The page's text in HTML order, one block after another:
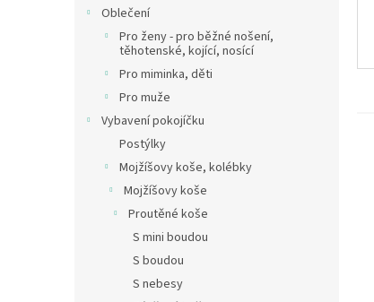
Oblečení
Pro ženy - pro běžné nošení,
těhotenské, kojící, nosící
Pro miminka, děti
Pro muže
Vybavení pokojíčku
Postýlky
Mojžíšovy koše, kolébky
Mojžíšovy koše
Proutěné koše
S mini boudou
S boudou
S nebesy